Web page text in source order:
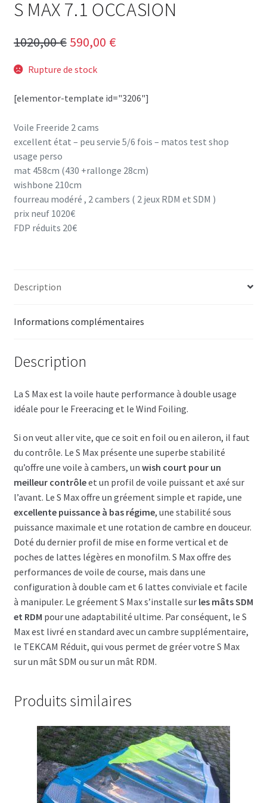
S MAX 7.1 OCCASION
1020,00€ Le
prix
était :
1020,00 €.
590,00 €Le
est :
Rupture de stock
[elementor-template id="3206"]
Voile Freeride 2 cams
excellent état – peu servie 5/6 fois – matos test shop
usage perso
mat 458cm (430 +rallonge 28cm)
wishbone 210cm
fourreau modéré , 2 cambers ( 2 jeux RDM et SDM )
prix neuf 1020€
FDP réduits 20€
Description
Informations complémentaires
Description
La S Max est la voile haute performance à double usage
idéale pour le Freeracing et le Wind Foiling.
Si on veut aller vite, que ce soit en foil ou en aileron, il faut
du contrôle. Le S Max présente une superbe stabilité
qu’offre une voile à cambers, un wish court pour un
meilleur contrôleet un profil de voile puissant et axé sur
l’avant. Le S Max offre un gréement simple et rapide, une
excellente puissance à bas régime, une stabilité sous
puissance maximale et une rotation de cambre en douceur.
Doté du dernier profil de mise en forme vertical et de
poches de lattes légères en monofilm. S Max offre des
performances de voile de course, mais dans une
configuration à double cam et 6 lattes conviviale et facile
à manipuler. Le gréement S Max s’installe surles mâts SDM
et RDM pour une adaptabilité ultime. Par conséquent, le S
Max est livré en standard avec un cambre supplémentaire,
le TEKCAM Réduit, qui vous permet de gréer votre S Max
sur un mât SDM ou sur un mât RDM.
Produits similaires